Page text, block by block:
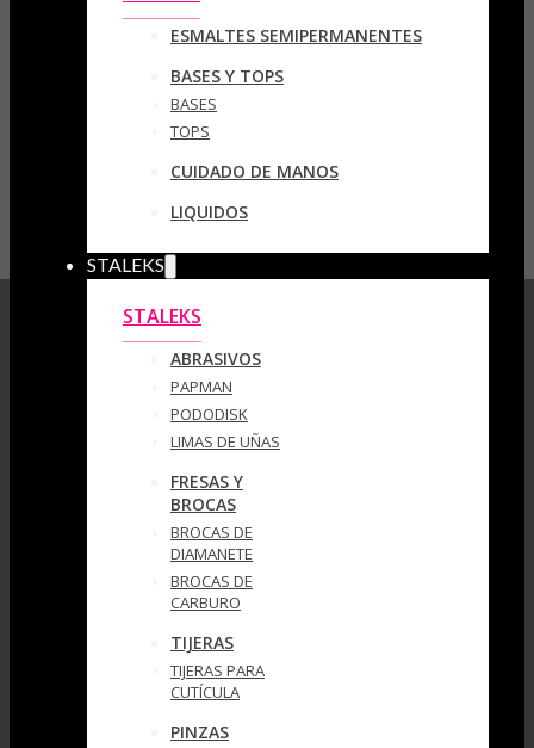
ESMALTES SEMIPERMANENTES
BASES Y TOPS
BASES
TOPS
CUIDADO DE MANOS
LIQUIDOS
STALEKS
STALEKS
ABRASIVOS
PAPMAN
PODODISK
LIMAS DE UÑAS
FRESAS Y
BROCAS
BROCAS DE
DIAMANETE
BROCAS DE
CARBURO
TIJERAS
TIJERAS PARA
CUTÍCULA
PINZAS